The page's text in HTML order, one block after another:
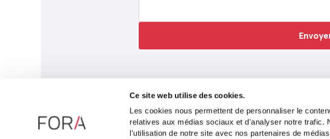
Ce site web utilise des cookies.
Les cookies nous permettent de personnaliser le
relatives aux médias sociaux et d'analyser notre trafic.
l'utilisation de notre site avec nos partenaires de